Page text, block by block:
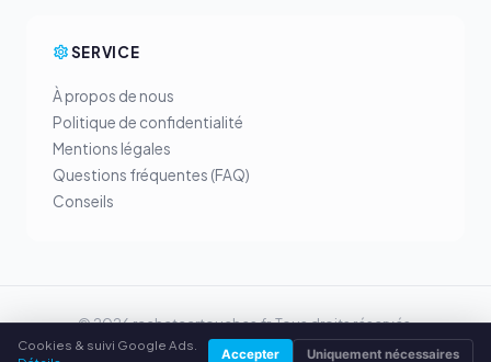
SERVICE
À propos de nous
Politique de confidentialité
Mentions légales
Questions fréquentes (FAQ)
Conseils
© 2026 rachatcartouches.fr. Tous droits réservés.
Vendre ses toners dans ta ville
Cookies & suivi Google Ads.
Accepter Uniquement nécessaires